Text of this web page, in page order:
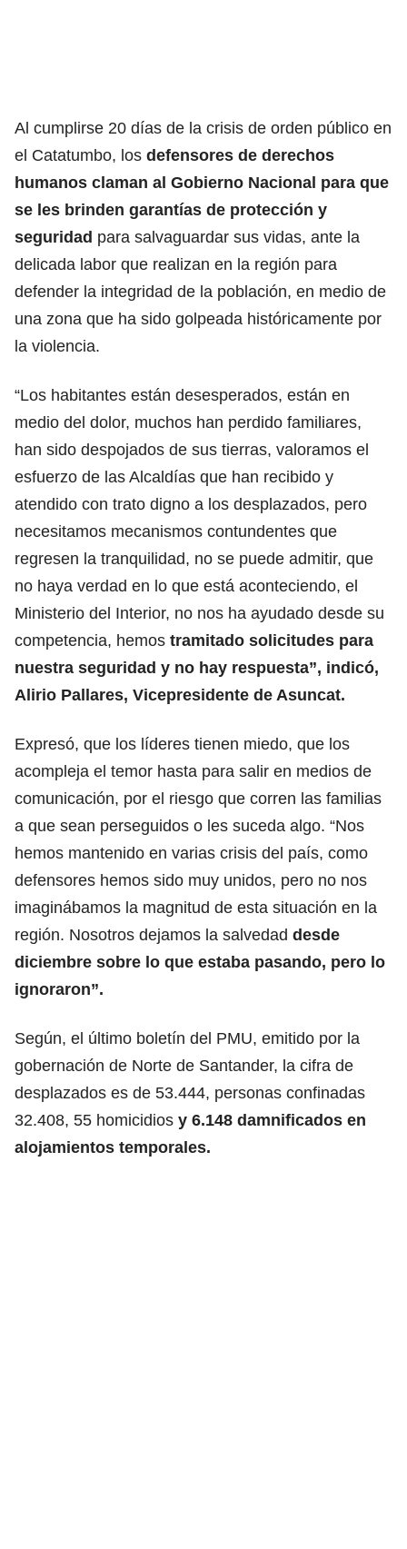
Al cumplirse 20 días de la crisis de orden público en
el Catatumbo, los defensores de derechos
humanos claman al Gobierno Nacional para que
se les brinden garantías de protección y
seguridad para salvaguardar sus vidas, ante la
delicada labor que realizan en la región para
defender la integridad de la población, en medio de
una zona que ha sido golpeada históricamente por
la violencia.
“Los habitantes están desesperados, están en
medio del dolor, muchos han perdido familiares,
han sido despojados de sus tierras, valoramos el
esfuerzo de las Alcaldías que han recibido y
atendido con trato digno a los desplazados, pero
necesitamos mecanismos contundentes que
regresen la tranquilidad, no se puede admitir, que
no haya verdad en lo que está aconteciendo, el
Ministerio del Interior, no nos ha ayudado desde su
competencia, hemos tramitado solicitudes para
nuestra seguridad y no hay respuesta”, indicó,
Alirio Pallares, Vicepresidente de Asuncat.
Expresó, que los líderes tienen miedo, que los
acompleja el temor hasta para salir en medios de
comunicación, por el riesgo que corren las familias
a que sean perseguidos o les suceda algo. “Nos
hemos mantenido en varias crisis del país, como
defensores hemos sido muy unidos, pero no nos
imaginábamos la magnitud de esta situación en la
región. Nosotros dejamos la salvedad desde
diciembre sobre lo que estaba pasando, pero lo
ignoraron”.
Según, el último boletín del PMU, emitido por la
gobernación de Norte de Santander, la cifra de
desplazados es de 53.444, personas confinadas
32.408, 55 homicidios y 6.148 damnificados en
alojamientos temporales.